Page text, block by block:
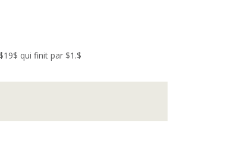
qui finit par $1.$